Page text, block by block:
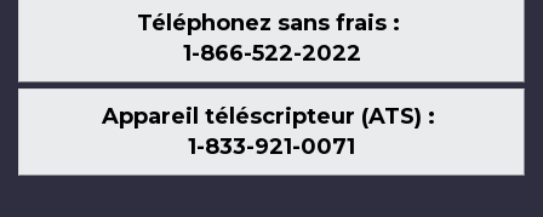
Téléphonez sans frais :
1-866-522-2022
Appareil téléscripteur (ATS) :
1-833-921-0071